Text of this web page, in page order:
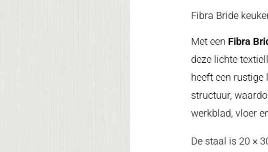
Fibra Bride
Met een Fibra
deze lichte
heeft een
structuur,
werkblad, vloer
De staal is 20 ×